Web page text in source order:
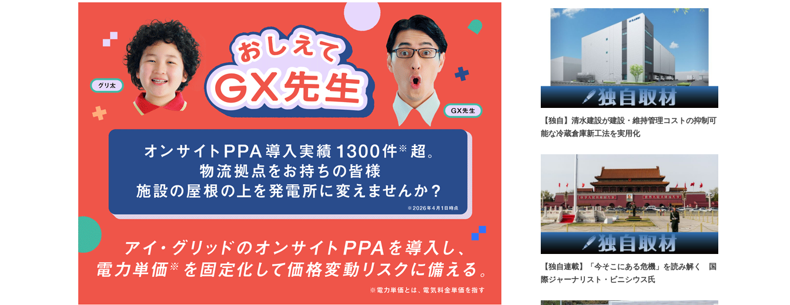
【独自】清水建設が建設・維持管理コストの抑制可
能な冷蔵倉庫新工法を実用化
【独自連載】「今そこにある危機」を読み解く 国
際ジャーナリスト・ビニシウス氏